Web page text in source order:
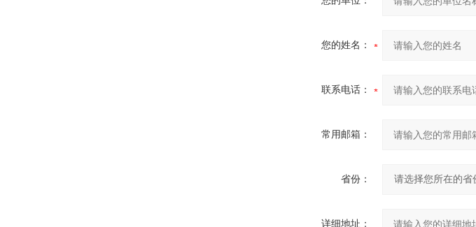
您的姓名：
联系电话：
常用邮箱：
省份：
详细地址：